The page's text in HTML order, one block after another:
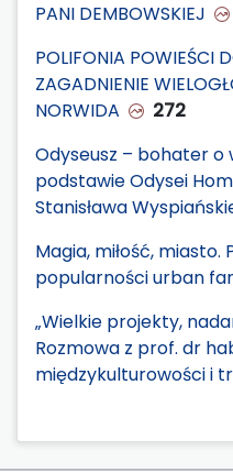
PANI DEMBOWSKIEJ
POLIFONIA POWIEŚCI
ZAGADNIENIE
NORWIDA
272
Odyseusz – bohater
podstawie Odysei
Stanisława
Magia, miłość,
popularności urban
„Wielkie projekty,
Rozmowa z prof. dr
międzykulturowości i